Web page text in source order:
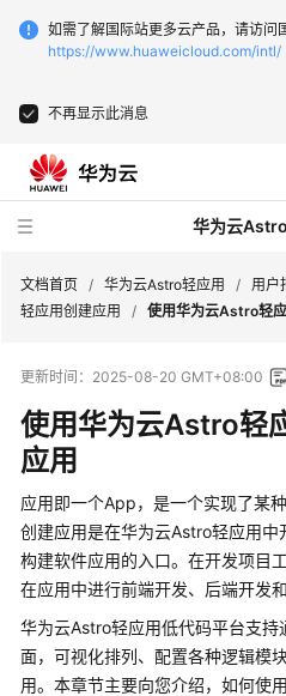
如需了解国际站更多云产品，请访问
https://www.huaweicloud.com/intl/
不再显示此消息
华为云
新
动
态
产
品
介
绍
计
费
说
文档首页 / 华为云Astro轻应用 / 用户
轻应用创建应用
/ 使用华为云Astro轻
更新时间： 2025-08-20 GMT+08:00
使用华为云Astro轻
应用
应用即一个App，是一个实现了某
创建应用是在华为云Astro轻应用
构建软件应用的入口。在开发项目
在应用中进行前端开发、后端开发和
华为云Astro轻应用低代码平台支持
面，可视化排列、配置各种逻辑模
用。本章节主要向您介绍，如何使